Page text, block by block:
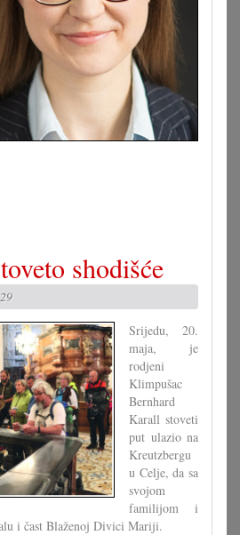
shodišće
Srijedu, 20.
maja, je
rodjeni
Klimpušac
Bernhard
Karall stoveti
put ulazio na
Kreutzbergu
u Celje, da sa
svojom
familijom i
i čast Blaženoj Divici Mariji.